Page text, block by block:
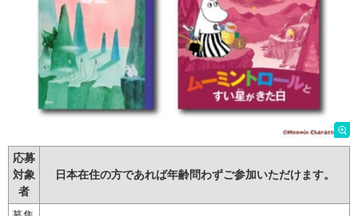
応募
対象
者
日本在住の方であれば年齢問わずご参加いただけます。